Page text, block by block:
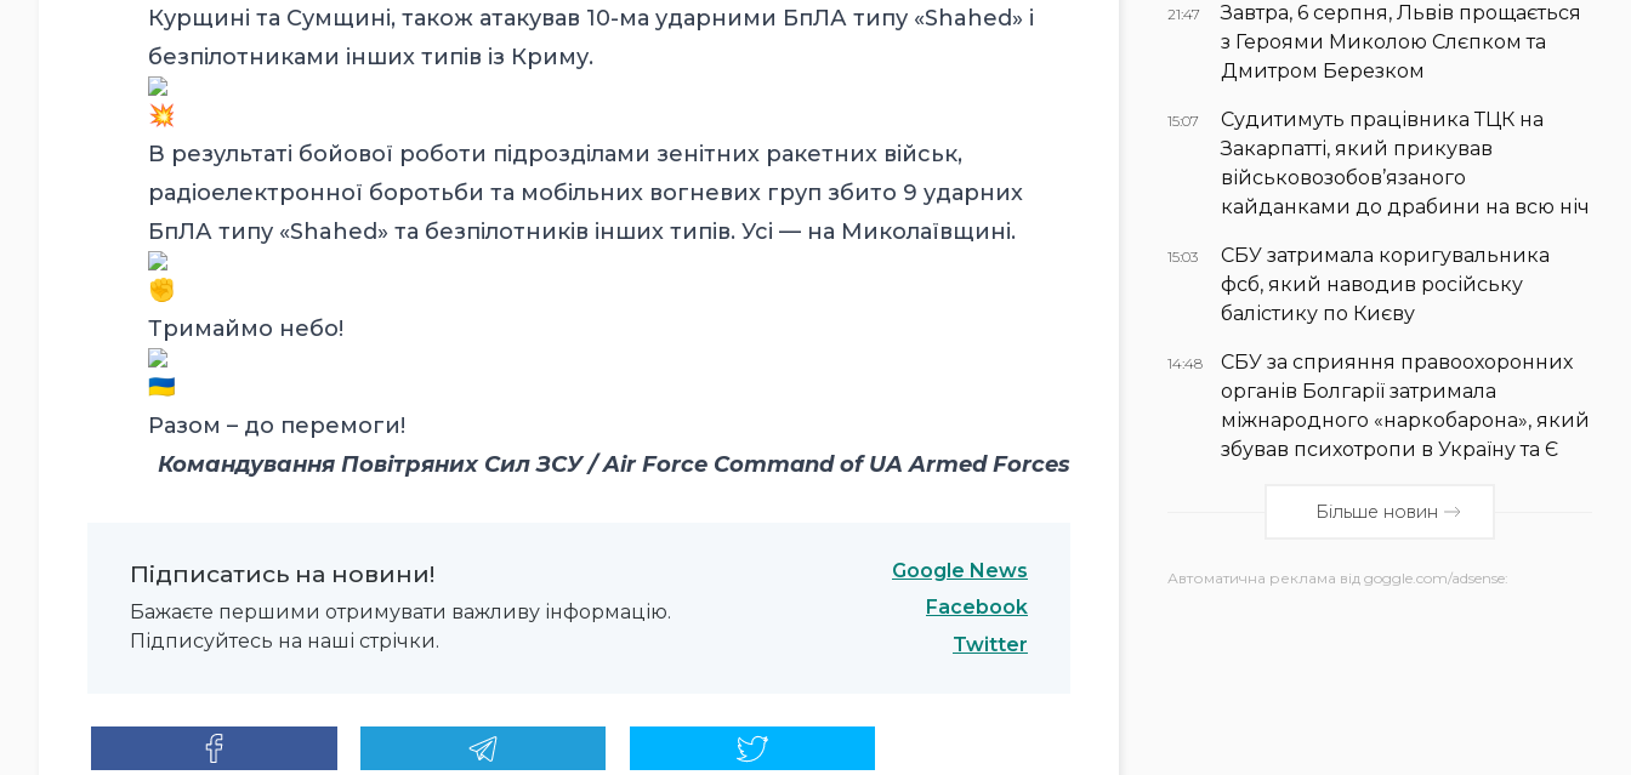
Курщині та Сумщині, також атакував 10-ма ударними БпЛА типу «Shahed» і
безпілотниками інших типів із Криму.
В результаті бойової роботи підрозділами зенітних ракетних військ,
радіоелектронної боротьби та мобільних вогневих груп збито 9 ударних
БпЛА типу «Shahed» та безпілотників інших типів. Усі — на Миколаївщині.
Тримаймо небо!
Разом – до перемоги!
Командування Повітряних Сил ЗСУ / Air Force Command of UA Armed Forces
Підписатись на новини!
Бажаєте першими отримувати важливу інформацію.
Підписуйтесь на наші стрічки.
Google News
Facebook
Twitter
21:47
Завтра, 6 серпня, Львів прощається
з Героями Миколою Слєпком та
Дмитром Березком
15:07
Судитимуть працівника ТЦК на
Закарпатті, який прикував
військовозобов’язаного
кайданками до драбини на всю ніч
15:03
СБУ затримала коригувальника
фсб, який наводив російську
балістику по Києву
14:48
СБУ за сприяння правоохоронних
органів Болгарії затримала
міжнародного «наркобарона», який
збував психотропи в Україну та Є
Більше новин
Автоматична реклама від goggle.com/adsense: